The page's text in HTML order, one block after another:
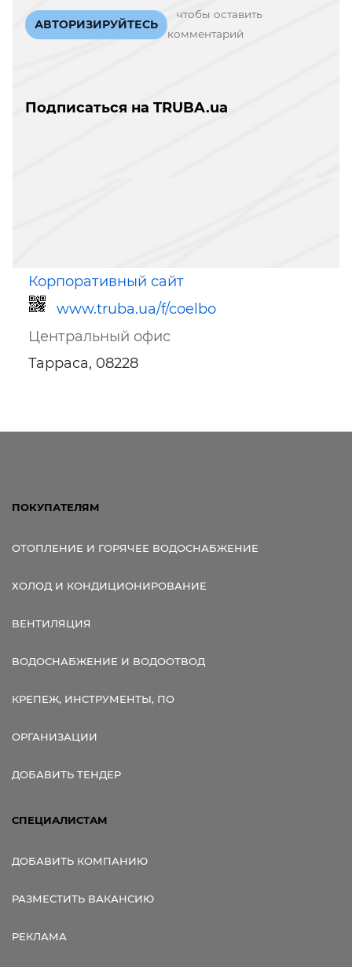
АВТОРИЗИРУЙТЕСЬ
чтобы оставить
комментарий
Подписаться на TRUBA.ua
Корпоративный сайт
www.truba.ua/f/coelbo
Центральный офис
Тарраса, 08228
ПОКУПАТЕЛЯМ
ОТОПЛЕНИЕ И ГОРЯЧЕЕ ВОДОСНАБЖЕНИЕ
ХОЛОД И КОНДИЦИОНИРОВАНИЕ
ВЕНТИЛЯЦИЯ
ВОДОСНАБЖЕНИЕ И ВОДООТВОД
КРЕПЕЖ, ИНСТРУМЕНТЫ, ПО
ОРГАНИЗАЦИИ
ДОБАВИТЬ ТЕНДЕР
СПЕЦИАЛИСТАМ
ДОБАВИТЬ КОМПАНИЮ
РАЗМЕСТИТЬ ВАКАНСИЮ
РЕКЛАМА